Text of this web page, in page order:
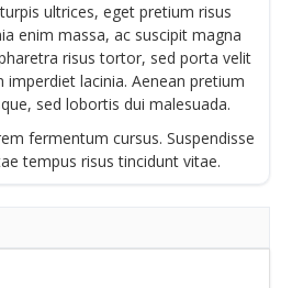
ultrices, eget pretium risus
enim massa, ac suscipit magna
risus tortor, sed porta velit
imperdiet lacinia. Aenean pretium
sed lobortis dui malesuada.
fermentum cursus. Suspendisse
tempus risus tincidunt vitae.